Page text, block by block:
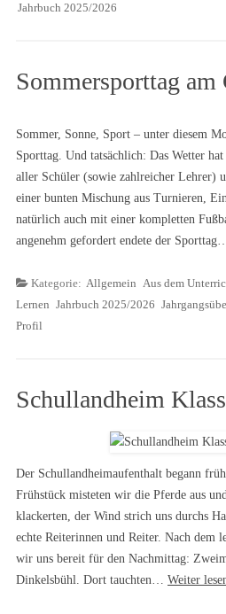
Jahrbuch 2025/2026
Sommersporttag
Sommer, Sonne, Sport – unter diesem
Sporttag. Und tatsächlich: Das Wetter
aller Schüler (sowie zahlreicher Lehrer)
einer bunten Mischung aus Turnieren,
natürlich auch mit einer kompletten
angenehm gefordert endete der
Kategorie: Allgemein Aus dem
Lernen Jahrbuch 2025/2026
Profil
Schullandheim
Der Schullandheimaufenthalt begann
Frühstück misteten wir die Pferde aus
klackerten, der Wind strich uns durchs
echte Reiterinnen und Reiter. Nach dem
wir uns bereit für den Nachmittag:
Dinkelsbühl. Dort tauchten… Weiter